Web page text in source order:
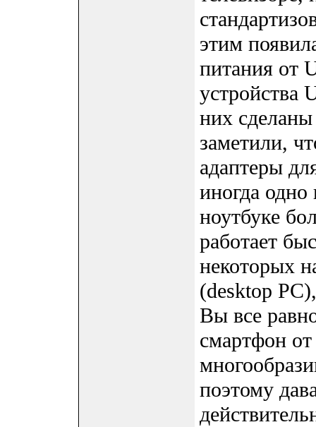
этим
питания от
устройства
них
заметили,
адаптеры
иногда
ноутбуке
работает
некоторых
(desktop
Вы все
смартфон
поэтому